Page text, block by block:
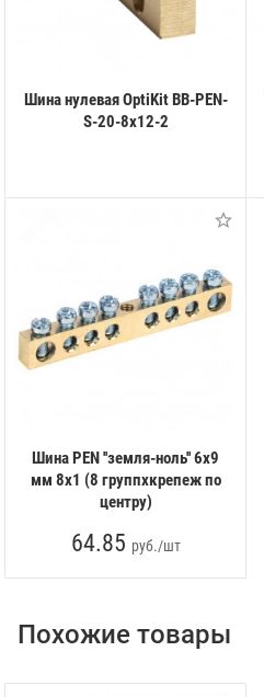
Шина нулевая OptiKit BB-PEN-
S-20-8х12-2
Шина PEN ''земля-ноль'' 6х9
мм 8х1 (8 группхкрепеж по
центру)
64.85 руб./шт
Похожие товары